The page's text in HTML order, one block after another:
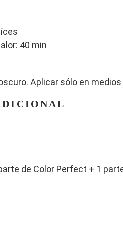
40 min
Aplicar sólo en
de Color Perfect + 1